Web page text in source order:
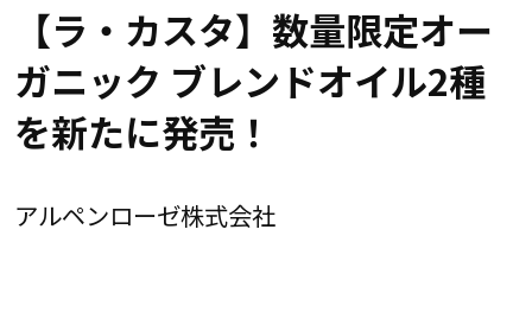
【ラ・カスタ】数量限定オー
ガニック ブレンドオイル2種
を新たに発売！
アルペンローゼ株式会社